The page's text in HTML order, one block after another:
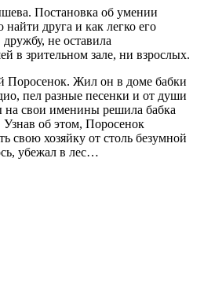
Постановка об умении
друга и как легко его
не оставила
в зрительном зале, ни взрослых.
Жил он в доме бабки
пел разные песенки и от души
свои именины решила бабка
Узнав об этом, Поросенок
свою хозяйку от столь безумной
убежал в лес…